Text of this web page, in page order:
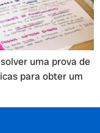
uma prova de
para obter um